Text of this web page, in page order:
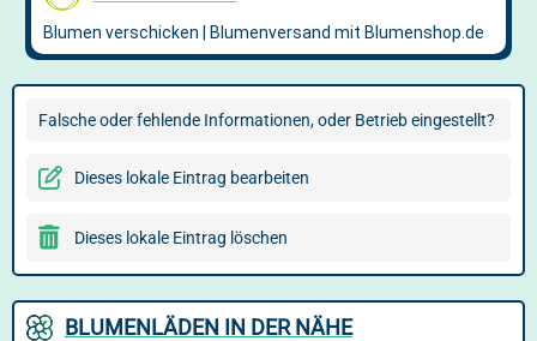
Falsche oder fehlende Informationen, oder Betrieb eingestellt?
Dieses lokale Eintrag bearbeiten
Dieses lokale Eintrag löschen
BLUMENLÄDEN IN DER NÄHE